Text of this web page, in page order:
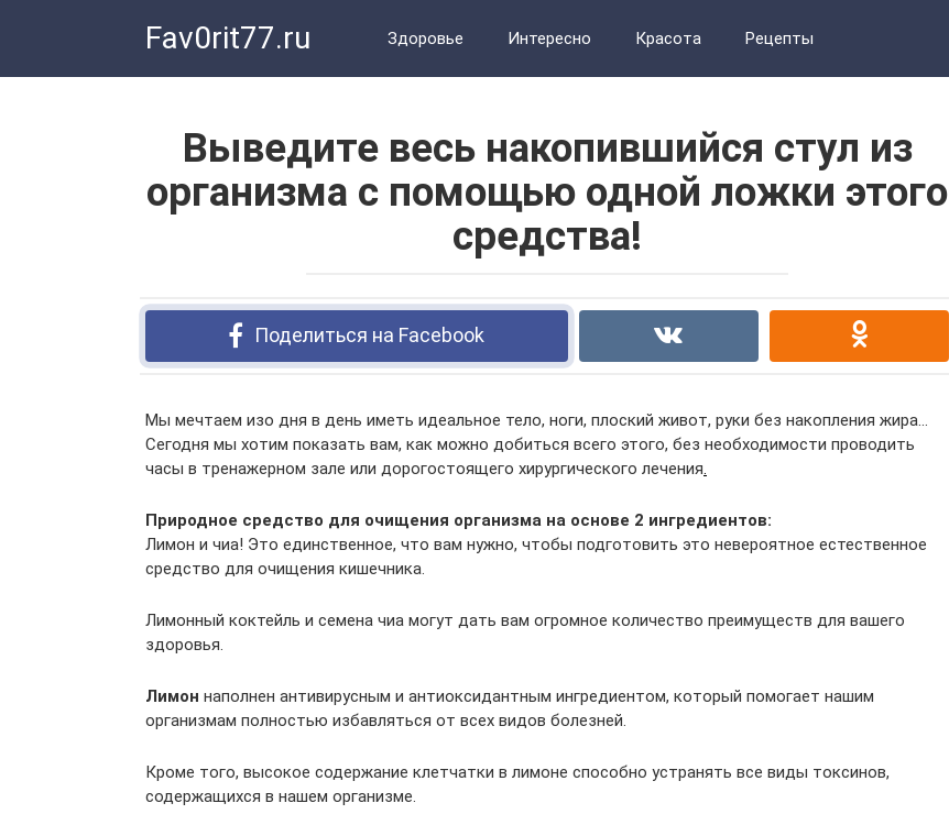
Fav0rit77.ru Здоровье Интересно Красота Рецепты
Выведите весь накопившийся стул из
организма с помощью одной ложки этого
средства!
Поделиться на Facebook
Мы мечтаем изо дня в день иметь идеальное тело, ноги, плоский живот, руки без накопления жира…
Сегодня мы хотим показать вам, как можно добиться всего этого, без необходимости проводить
часы в тренажерном зале или дорогостоящего хирургического лечения.
Природное средство для очищения организма на основе 2 ингредиентов:
Лимон и чиа! Это единственное, что вам нужно, чтобы подготовить это невероятное естественное
средство для очищения кишечника.
Лимонный коктейль и семена чиа могут дать вам огромное количество преимуществ для вашего
здоровья.
Лимон наполнен антивирусным и антиоксидантным ингредиентом, который помогает нашим
организмам полностью избавляться от всех видов болезней.
Кроме того, высокое содержание клетчатки в лимоне способно устранять все виды токсинов,
содержащихся в нашем организме.